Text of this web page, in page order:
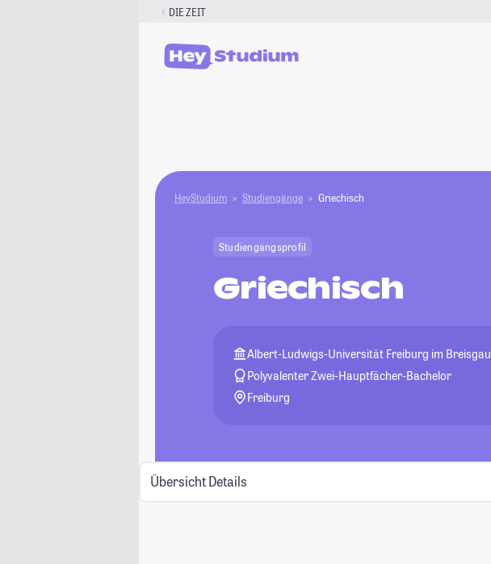
DIE ZEIT
HeyStudium Studiengänge Griechisch
Studiengangsprofil
Griechisch
Albert-Ludwigs-Universität Freiburg im Breisgau
Polyvalenter Zwei-Hauptfächer-Bachelor
Freiburg
Übersicht Details